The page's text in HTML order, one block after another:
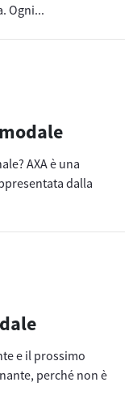
Ogni...
AXA è una
dalla
e il prossimo
perché non è